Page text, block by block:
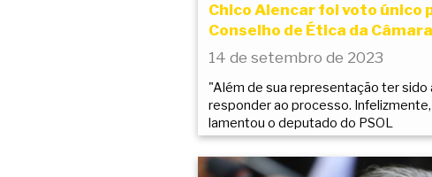
Chico Alencar foi voto único
Conselho de Ética da Câmara
14 de setembro de 2023
"Além de sua representação ter
responder ao processo.
lamentou o deputado do PSOL